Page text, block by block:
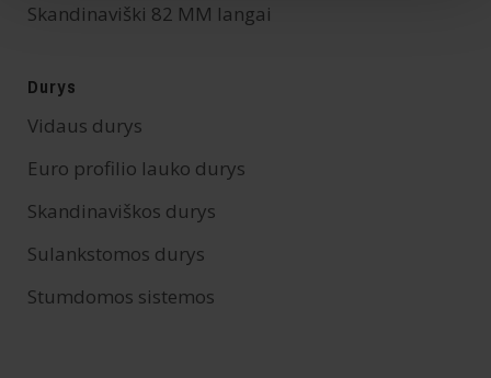
Skandinaviški 82 MM langai
Durys
Vidaus durys
Euro profilio lauko durys
Skandinaviškos durys
Sulankstomos durys
Stumdomos sistemos